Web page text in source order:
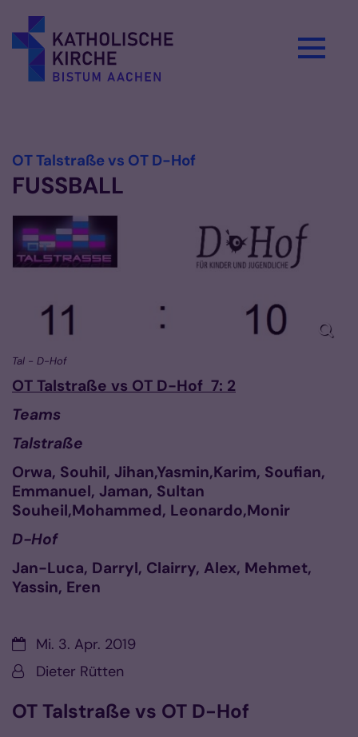
OT Talstraße vs OT D-Hof
FUSSBALL
Tal - D-Hof
OT Talstraße vs OT D-Hof 7: 2
Teams
Talstraße
Orwa, Souhil, Jihan,Yasmin,Karim, Soufian,
Emmanuel, Jaman, Sultan
Souheil,Mohammed, Leonardo,Monir
D-Hof
Jan-Luca, Darryl, Clairry, Alex, Mehmet,
Yassin, Eren
Datum:Mi. 3. Apr. 2019
Von:Dieter Rütten
OT Talstraße vs OT D-Hof